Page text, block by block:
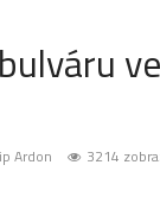
Ardon 3214